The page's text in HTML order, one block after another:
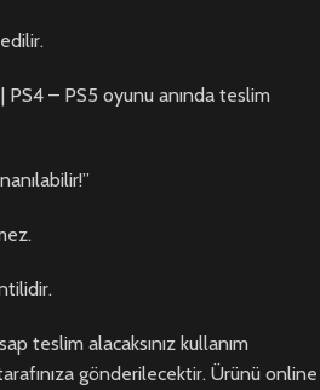
PS4 – PS5 oyunu anında teslim
teslim alacaksınız kullanım
gönderilecektir. Ürünü online